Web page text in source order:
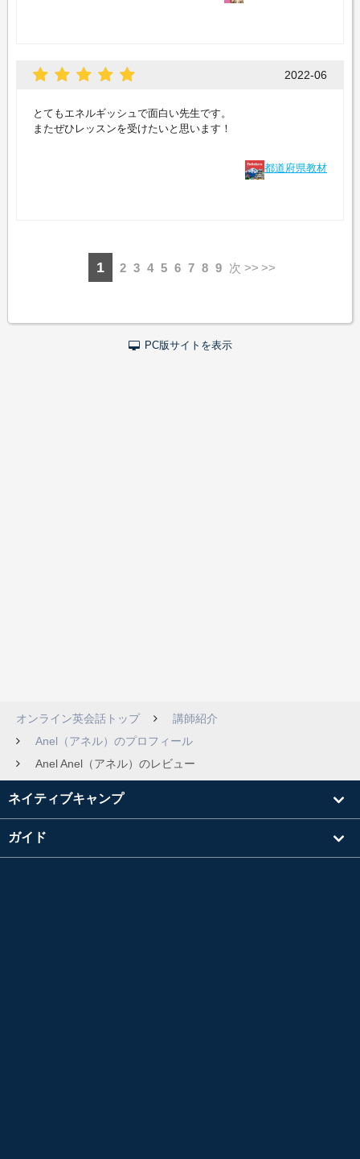
2022-06
とてもエネルギッシュで面白い先生です。
またぜひレッスンを受けたいと思います！
都道府県教材
1 2 3 4 5 6 7 8 9 次 >>
PC版サイトを表示
オンライン英会話トップ
講師紹介
Anel（アネル）のプロフィール
Anel Anel（アネル）のレビュー
ネイティブキャンプ
ガイド